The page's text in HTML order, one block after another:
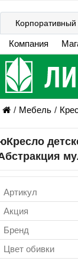
Корпоративный
Компания
Мебель
Артикул
Акция
Бренд
Цвет обивки